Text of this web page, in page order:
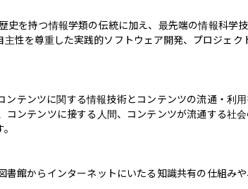
史を持つ情報学類の伝統に加え、最先端の情報科学
主性を尊重した実践的ソフトウェア開発、プロジェ
テンツに関する情報技術とコンテンツの流通・利
コンテンツに接する人間、コンテンツが流通する社
書館からインターネットにいたる知識共有の仕組み